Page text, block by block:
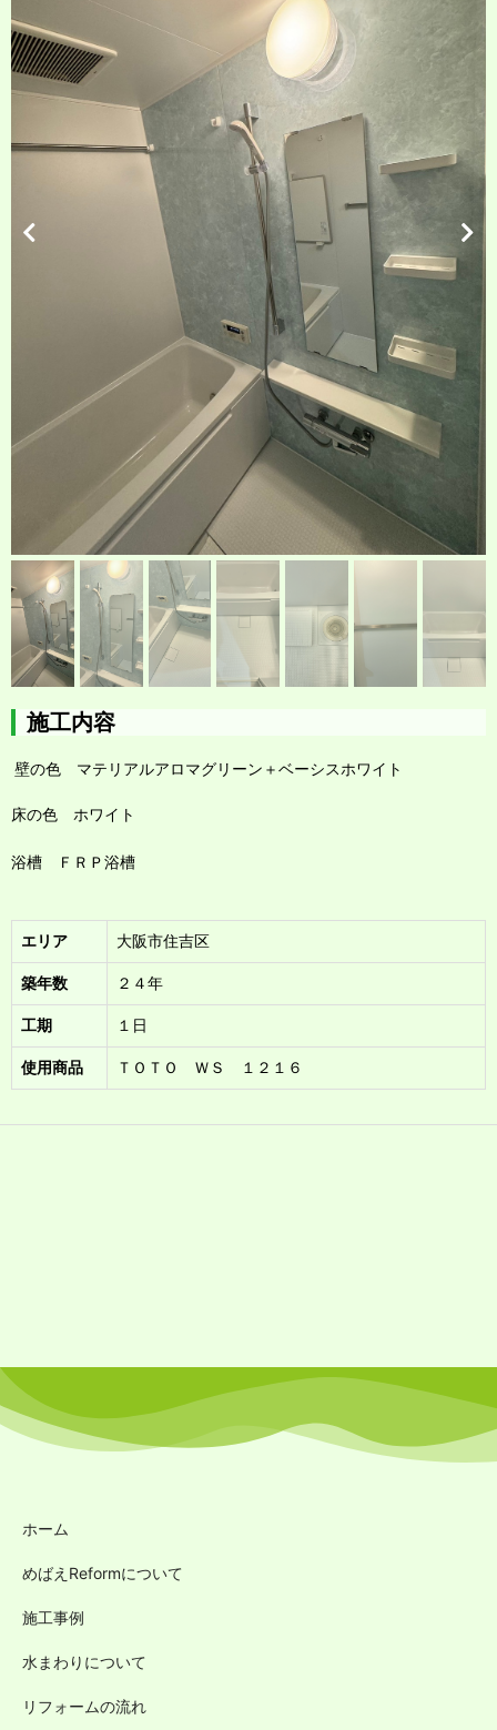
施工内容
壁の色 マテリアルアロマグリーン＋ベーシスホワイト
床の色 ホワイト
浴槽 ＦＲＰ浴槽
エリア 大阪市住吉区
築年数 ２４年
工期 １日
使用商品 ＴＯＴＯ ＷＳ １２１６
ホーム
めばえReformについて
施工事例
水まわりについて
リフォームの流れ